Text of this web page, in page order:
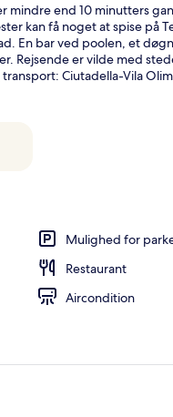
end 10 minutters
kan få noget at spise på
En bar ved poolen, et
Rejsende er vilde med
Ciutadella-Vila
Mulighed for
Restaurant
Aircondition